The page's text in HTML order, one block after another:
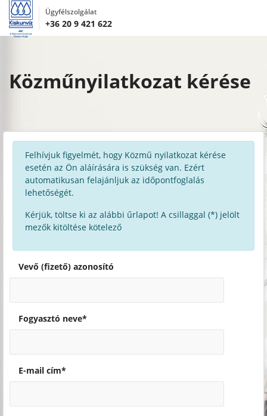
Ügyfélszolgálat
+36 20 9 421 622
Közműnyilatkozat kérése
Felhívjuk figyelmét, hogy Közmű nyilatkozat kérése
esetén az Ön aláírására is szükség van. Ezért
automatikusan felajánljuk az időpontfoglalás
lehetőségét.
Kérjük, töltse ki az alábbi űrlapot! A csillaggal (*) jelölt
mezők kitöltése kötelező
Vevő (fizető) azonosító
Fogyasztó neve*
E-mail cím*